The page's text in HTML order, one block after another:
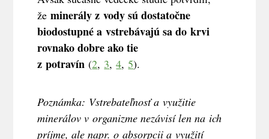
že minerály z vody sú dostatočne
biodostupné a vstrebávajú sa do krvi
rovnako dobre ako tie
z potravín(2, 3,4,5).
Poznámka: Vstrebateľnosť a využitie
minerálov v organizme nezávisí len na ich
príjme, ale napr. o absorpcii a využití